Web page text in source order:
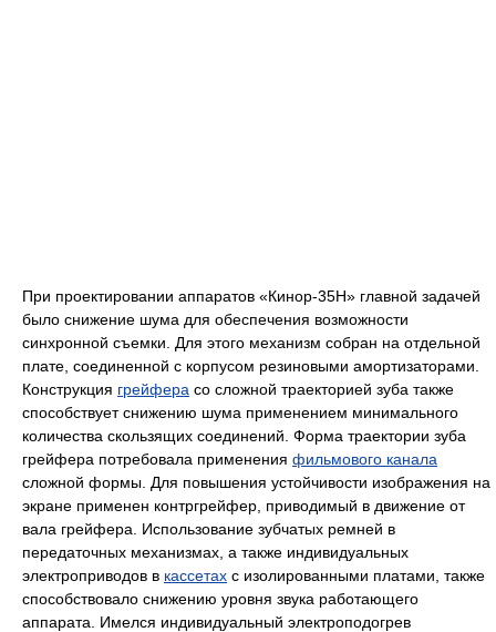
При проектировании аппаратов «Кинор-35Н» главной задачей
было снижение шума для обеспечения возможности
синхронной съемки. Для этого механизм собран на отдельной
плате, соединенной с корпусом резиновыми амортизаторами.
Конструкция грейфера со сложной траекторией зуба также
способствует снижению шума применением минимального
количества скользящих соединений. Форма траектории зуба
грейфера потребовала применения фильмового канала
сложной формы. Для повышения устойчивости изображения на
экране применен контргрейфер, приводимый в движение от
вала грейфера. Использование зубчатых ремней в
передаточных механизмах, а также индивидуальных
электроприводов в кассетах с изолированными платами, также
способствовало снижению уровня звука работающего
аппарата. Имелся индивидуальный электроподогрев